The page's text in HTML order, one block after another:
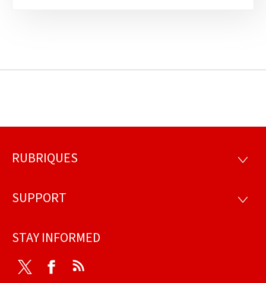
Footer
RUBRIQUES
SUPPORT
STAY INFORMED
Twitter Facebook